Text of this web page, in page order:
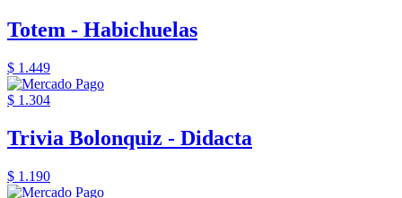
Totem - Habichuelas
$ 1.449
$ 1.304
Trivia Bolonquiz - Didacta
$ 1.190